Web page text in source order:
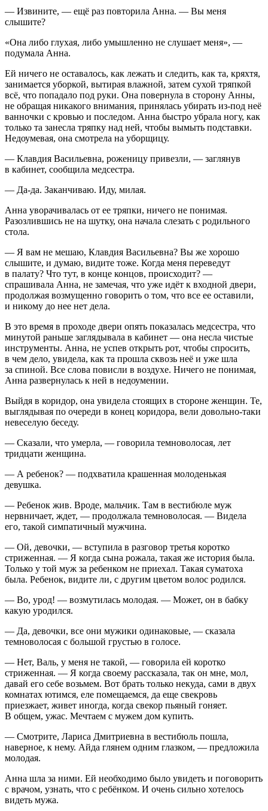
— Извините, — ещё раз повторила Анна. — Вы меня
слышите?
«Она либо глухая, либо умышленно не слушает меня», —
подумала Анна.
Ей ничего не оставалось, как лежать и следить, как та, кряхтя,
занимается уборкой, вытирая влажной, затем сухой тряпкой
всё, что попадало под руки. Она повернула в сторону Анны,
не обращая никакого внимания, принялась убирать из-под неё
ванночки с кровью и последом. Анна быстро убрала ногу, как
только та занесла тряпку над ней, чтобы вымыть подставки.
Недоумевая, она смотрела на уборщицу.
— Клавдия Васильевна, роженицу привезли, — заглянув
в кабинет, сообщила медсестра.
— Да-да. Заканчиваю. Иду, милая.
Анна уворачивалась от ее тряпки, ничего не понимая.
Разозлившись не на шутку, она начала слезать с родильного
стола.
— Я вам не мешаю, Клавдия Васильевна? Вы же хорошо
слышите, и думаю, видите тоже. Когда меня переведут
в палату? Что тут, в конце концов, происходит? —
спрашивала Анна, не замечая, что уже идёт к входной двери,
продолжая возмущенно говорить о том, что все ее оставили,
и никому до нее нет дела.
В это время в проходе двери опять показалась медсестра, что
минутой раньше заглядывала в кабинет — она несла чистые
инструменты. Анна, не успев открыть рот, чтобы спросить,
в чем дело, увидела, как та прошла сквозь неё и уже шла
за спиной. Все слова повисли в воздухе. Ничего не понимая,
Анна развернулась к ней в недоумении.
Выйдя в коридор, она увидела стоящих в стороне женщин. Те,
выглядывая по очереди в конец коридора, вели довольно-таки
невеселую беседу.
— Сказали, что умерла, — говорила темноволосая, лет
тридцати женщина.
— А ребенок? — подхватила крашенная молоденькая
девушка.
— Ребенок жив. Вроде, мальчик. Там в вестибюле муж
нервничает, ждет, — продолжала темноволосая. — Видела
его, такой симпатичный мужчина.
— Ой, девочки, — вступила в разговор третья коротко
стриженная. — Я когда сына рожала, такая же история была.
Только у той муж за ребенком не приехал. Такая суматоха
была. Ребенок, видите ли, с другим цветом волос родился.
— Во, урод! — возмутилась молодая. — Может, он в бабку
какую уродился.
— Да, девочки, все они мужики одинаковые, — сказала
темноволосая с большой грустью в голосе.
— Нет, Валь, у меня не такой, — говорила ей коротко
стриженная. — Я когда своему рассказала, так он мне, мол,
давай его себе возьмем. Вот брать только некуда, сами в двух
комнатах ютимся, еле помещаемся, да еще свекровь
приезжает, живет иногда, когда свекор пьяный гоняет.
В общем, ужас. Мечтаем с мужем дом купить.
— Смотрите, Лариса Дмитриевна в вестибюль пошла,
наверное, к нему. Айда глянем одним глазком, — предложила
молодая.
Анна шла за ними. Ей необходимо было увидеть и поговорить
с врачом, узнать, что с ребёнком. И очень сильно хотелось
видеть мужа.